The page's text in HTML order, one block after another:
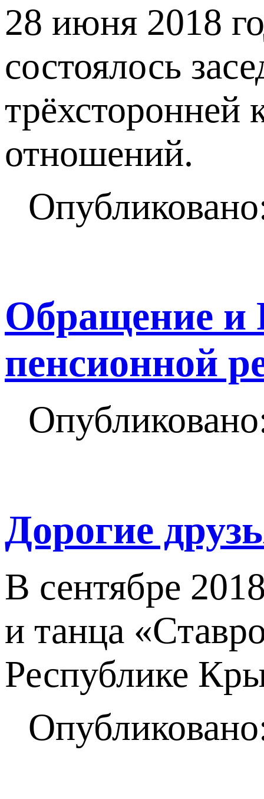
28 июня 2018
состоялось
трёхсторонней
отношений.
Обращение
пенсионной
Дорогие
В сентябре
и танца
Республике